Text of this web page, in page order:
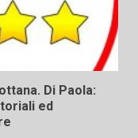
Di Paola:
ed